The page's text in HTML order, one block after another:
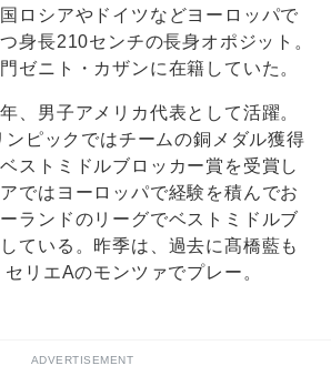
ロシアやドイツなどヨーロッパで
身長210センチの長身オポジット。
ゼニト・カザンに在籍していた。
、男子アメリカ代表として活躍。
ピックではチームの銅メダル獲得
ストミドルブロッカー賞を受賞し
ではヨーロッパで経験を積んでお
ランドのリーグでベストミドルブ
ている。昨季は、過去に髙橋藍も
リエAのモンツァでプレー。
ADVERTISEMENT